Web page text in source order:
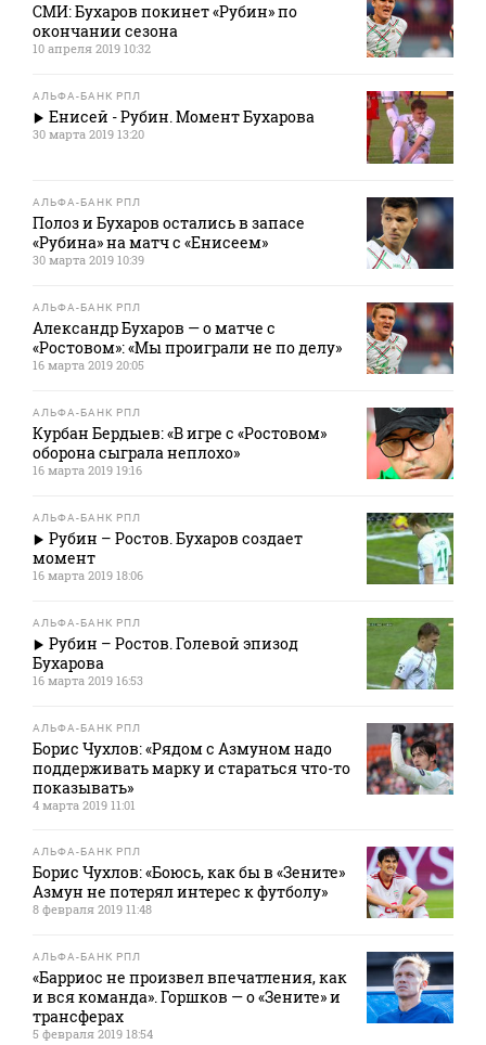
СМИ: Бухаров покинет «Рубин» по
окончании сезона
10 апреля 2019 10:32
АЛЬФА-БАНК РПЛ
Енисей - Рубин. Момент Бухарова
30 марта 2019 13:20
АЛЬФА-БАНК РПЛ
Полоз и Бухаров остались в запасе
«Рубина» на матч с «Енисеем»
30 марта 2019 10:39
АЛЬФА-БАНК РПЛ
Александр Бухаров — о матче с
«Ростовом»: «Мы проиграли не по делу»
16 марта 2019 20:05
АЛЬФА-БАНК РПЛ
Курбан Бердыев: «В игре с «Ростовом»
оборона сыграла неплохо»
16 марта 2019 19:16
АЛЬФА-БАНК РПЛ
Рубин – Ростов. Бухаров создает
момент
16 марта 2019 18:06
АЛЬФА-БАНК РПЛ
Рубин – Ростов. Голевой эпизод
Бухарова
16 марта 2019 16:53
АЛЬФА-БАНК РПЛ
Борис Чухлов: «Рядом с Азмуном надо
поддерживать марку и стараться что-то
показывать»
4 марта 2019 11:01
АЛЬФА-БАНК РПЛ
Борис Чухлов: «Боюсь, как бы в «Зените»
Азмун не потерял интерес к футболу»
8 февраля 2019 11:48
АЛЬФА-БАНК РПЛ
«Барриос не произвел впечатления, как
и вся команда». Горшков — о «Зените» и
трансферах
5 февраля 2019 18:54